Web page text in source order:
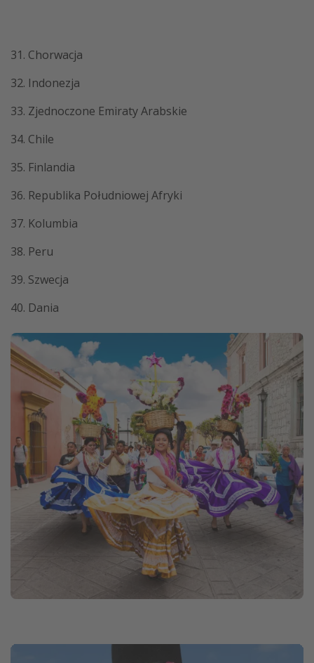
31. Chorwacja
32. Indonezja
33. Zjednoczone Emiraty Arabskie
34. Chile
35. Finlandia
36. Republika Południowej Afryki
37. Kolumbia
38. Peru
39. Szwecja
40. Dania